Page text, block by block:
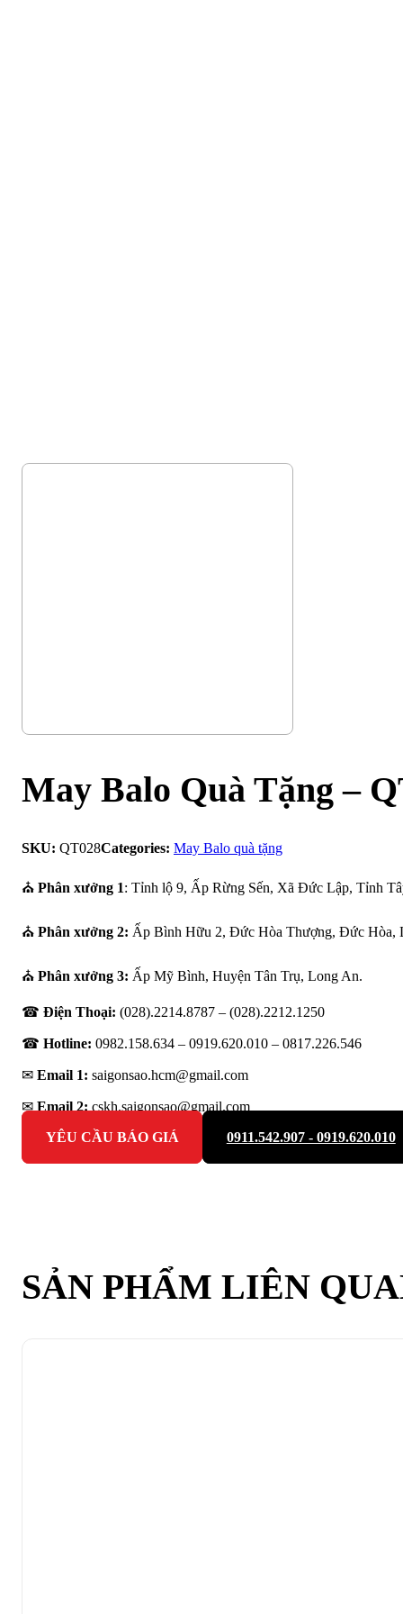
May Balo Quà Tặng –
SKU: QT028Categories: May Balo quà tặng
⛪ Phân xưởng 1: Tỉnh lộ 9, Ấp Rừng Sến, Xã Đức Lập, Tỉnh
⛪ Phân xưởng 2: Ấp Bình Hữu 2, Đức Hòa Thượng, Đức Hòa,
⛪ Phân xưởng 3: Ấp Mỹ Bình, Huyện Tân Trụ, Long An.
☎ Điện Thoại: (028).2214.8787 – (028).2212.1250
☎ Hotline: 0982.158.634 – 0919.620.010 – 0817.226.546
✉ Email 1: saigonsao.hcm@gmail.com
✉ Email 2: cskh.saigonsao@gmail.com
YÊU CẦU BÁO GIÁ
0911.542.907 - 0919.620.010
SẢN PHẨM LIÊN